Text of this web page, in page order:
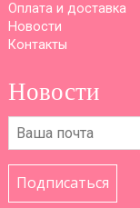
Оплата и доставка
Новости
Контакты
Новости
Подписаться